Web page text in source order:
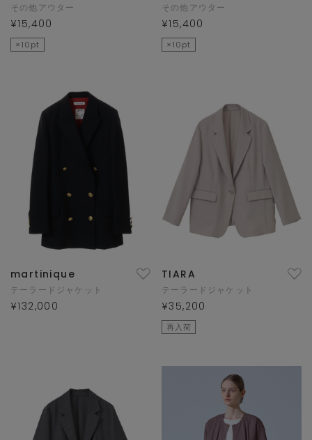
その他アウター
¥15,400
×10pt
その他アウター
¥15,400
×10pt
martinique
テーラードジャケット
¥132,000
TIARA
テーラードジャケット
¥35,200
再入荷